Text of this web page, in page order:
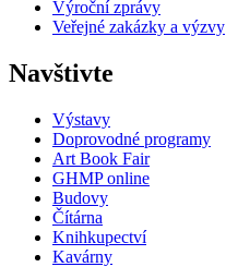
Výroční zprávy
Veřejné zakázky a výzvy
Navštivte
Výstavy
Doprovodné programy
Art Book Fair
GHMP online
Budovy
Čítárna
Knihkupectví
Kavárny